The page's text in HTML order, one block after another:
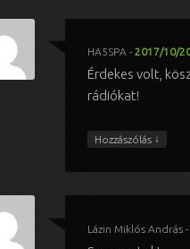
HA5SPA - 2017/10/
Érdekes volt,
rádiókat!
Hozzászólás ↓
Lázin Miklós András-